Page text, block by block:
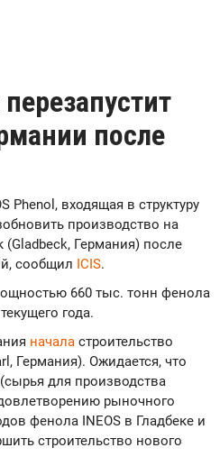
после
Phenol, входящая в структуру
производство на
Германия) после
сообщил ICIS.
660 тыс. тонн фенола
года.
начала строительство
Германия). Ожидается, что
для производства
рыночного
фенола INEOS в Гладбеке и
строительство нового